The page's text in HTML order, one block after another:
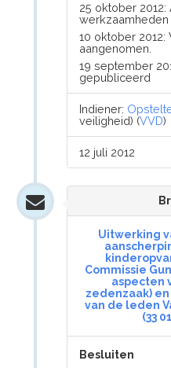
25 oktober
werkzaamheden
10 oktober
aangenomen.
19 september
gepubliceerd
Indiener:
veiligheid) (VVD)
12 juli 2012
Uitwerking
Commissie
aspecten
zedenzaak)
van de leden
(33
Besluiten